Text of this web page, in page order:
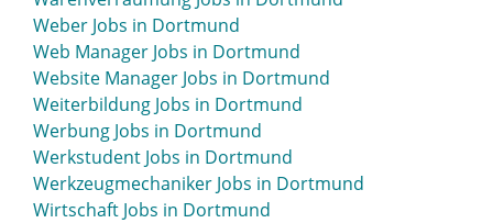
Weber Jobs in Dortmund
Web Manager Jobs in Dortmund
Website Manager Jobs in Dortmund
Weiterbildung Jobs in Dortmund
Werbung Jobs in Dortmund
Werkstudent Jobs in Dortmund
Werkzeugmechaniker Jobs in Dortmund
Wirtschaft Jobs in Dortmund